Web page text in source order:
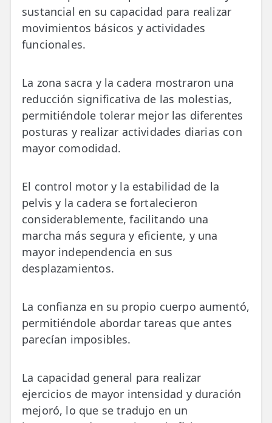
sustancial en su capacidad para realizar
movimientos básicos y actividades
funcionales.
La zona sacra y la cadera mostraron una
reducción significativa de las molestias,
permitiéndole tolerar mejor las diferentes
posturas y realizar actividades diarias con
mayor comodidad.
El control motor y la estabilidad de la
pelvis y la cadera se fortalecieron
considerablemente, facilitando una
marcha más segura y eficiente, y una
mayor independencia en sus
desplazamientos.
La confianza en su propio cuerpo aumentó,
permitiéndole abordar tareas que antes
parecían imposibles.
La capacidad general para realizar
ejercicios de mayor intensidad y duración
mejoró, lo que se tradujo en un